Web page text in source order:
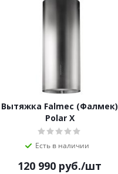
Вытяжка Falmec (Фалмек)
Polar X
Есть в наличии
120 990 руб./шт